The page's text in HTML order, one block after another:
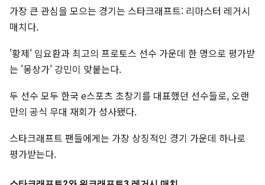
가장 큰 관심을 모으는 경기는 스타크래프트: 리마스터 레거시
매치다.
'황제' 임요환과 최고의 프로토스 선수 가운데 한 명으로 평가받
는 '몽상가' 강민이 맞붙는다.
두 선수 모두 한국 e스포츠 초창기를 대표했던 선수들로, 오랜
만의 공식 무대 재회가 성사됐다.
스타크래프트 팬들에게는 가장 상징적인 경기 가운데 하나로
평가받는다.